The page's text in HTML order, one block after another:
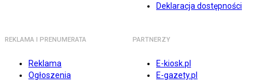
Deklaracja dostępności
REKLAMA I PRENUMERATA
Reklama
Ogłoszenia
PARTNERZY
E-kiosk.pl
E-gazety.pl